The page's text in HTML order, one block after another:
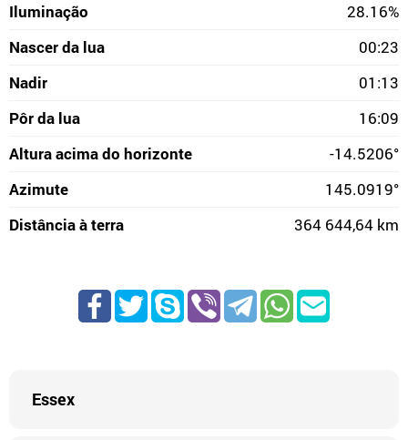
Iluminação
28.16%
Nascer da lua
00:23
Nadir
01:13
Pôr da lua
16:09
Altura acima do horizonte
-14.5206°
Azimute
145.0919°
Distância à terra
364 644,64 km
Essex